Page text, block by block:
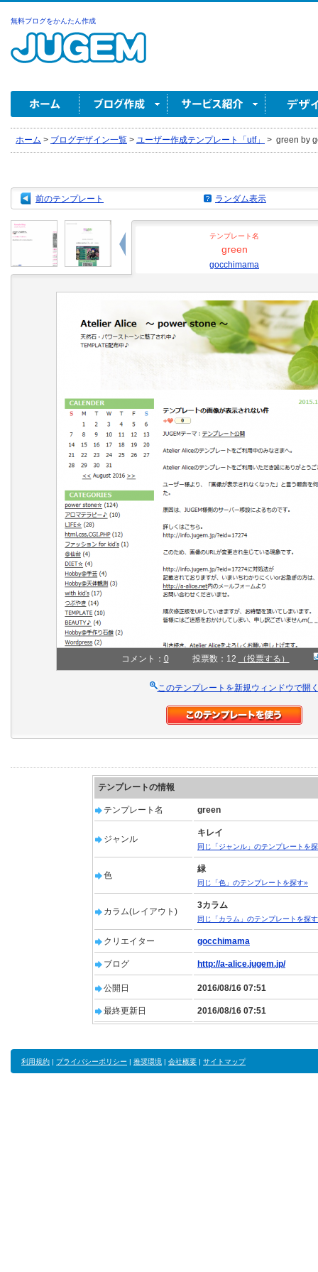
無料ブログをかんたん作成
ホーム > ブログデザイン一覧 > ユーザー作成テンプレート「utf」 > green by
前のテンプレート ランダム表示
テンプレート名
green
gocchimama
コメント： 0 投票数：12 （投票する）
このテンプレートを新規ウィンドウで開
テンプレートの情報
テンプレート名 green
ジャンル
キレイ
同じ「ジャンル」のテンプレートを
色
緑
同じ「色」のテンプレートを探す»
カラム(レイアウト)
3カラム
同じ「カラム」のテンプレートを探
クリエイター gocchimama
ブログ http://a-alice.jugem.jp/
公開日 2016/08/16 07:51
最終更新日 2016/08/16 07:51
利用規約 | プライバシーポリシー | 推奨環境 | 会社概要 | サイトマップ